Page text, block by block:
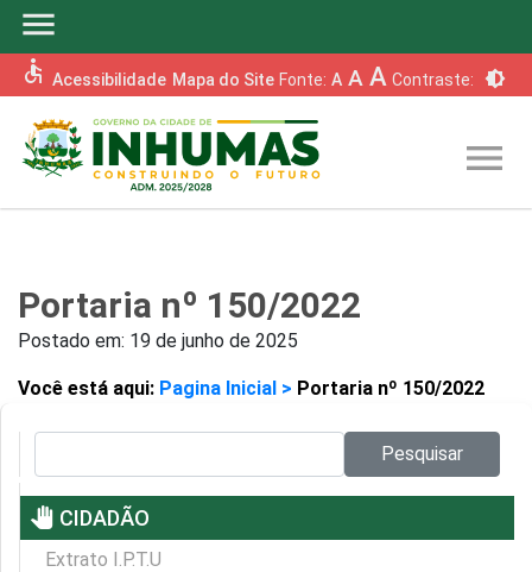
menu
accessible Acessibilidade Mapa do Site Fonte: A A A Contraste: brightness_6
menu
Portaria nº 150/2022
Postado em: 19 de junho de 2025
Você está aqui: Pagina Inicial > Portaria nº 150/2022
Pesquisar
pan_tool CIDADÃO
Extrato I.P.T.U